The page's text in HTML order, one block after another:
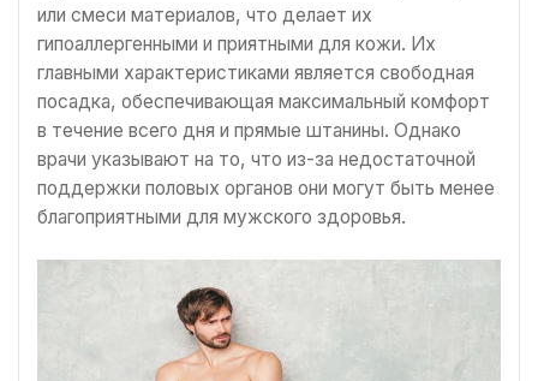
или смеси материалов, что делает их
гипоаллергенными и приятными для кожи. Их
главными характеристиками является свободная
посадка, обеспечивающая максимальный комфорт
в течение всего дня и прямые штанины. Однако
врачи указывают на то, что из-за недостаточной
поддержки половых органов они могут быть менее
благоприятными для мужского здоровья.